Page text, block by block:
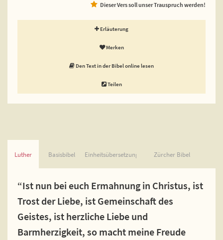
Dieser Vers soll unser Trauspruch werden!
Erläuterung
Merken
Den Text in der Bibel online lesen
Teilen
Luther Basisbibel Einheitsübersetzung Zürcher Bibel
“Ist nun bei euch Ermahnung in Christus, ist
Trost der Liebe, ist Gemeinschaft des
Geistes, ist herzliche Liebe und
Barmherzigkeit, so macht meine Freude